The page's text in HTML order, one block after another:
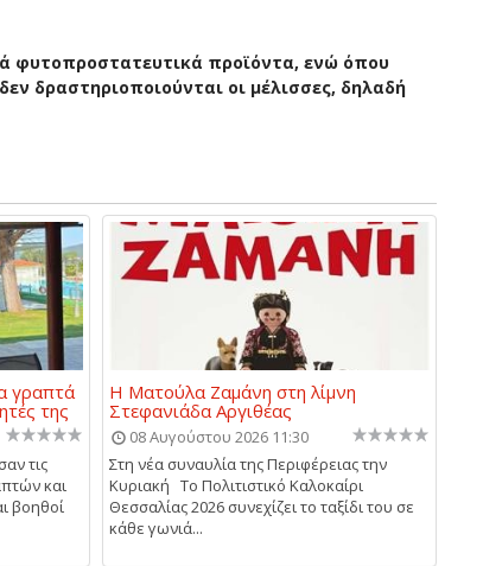
φυτοπροστατευτικά προϊόντα, ενώ όπου
δραστηριοποιούνται οι μέλισσες, δηλαδή
γραπτά
της
τις
και
βοηθοί
Η Ματούλα Ζαμάνη στη λίμνη
Στεφανιάδα Αργιθέας
08 Αυγούστου 2026 11:30
Στη νέα συναυλία της Περιφέρειας την
Κυριακή Το Πολιτιστικό Καλοκαίρι
Θεσσαλίας 2026 συνεχίζει το ταξίδι του σε
κάθε γωνιά...